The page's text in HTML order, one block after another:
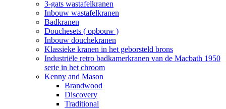
3-gats wastafelkranen
Inbouw wastafelkranen
Badkranen
Douchesets ( opbouw )
Inbouw douchekranen
Klassieke kranen in het geborsteld brons
Industriële retro badkamerkranen van de Macbath 1950
serie in het chroom
Kenny and Mason
Brandwood
Discovery
Traditional